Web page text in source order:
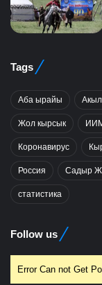
Tags
Аба ырайы
Жол кырсык
Коронавирус
Россия Садыр
статистика
Follow us
Error Can not Get